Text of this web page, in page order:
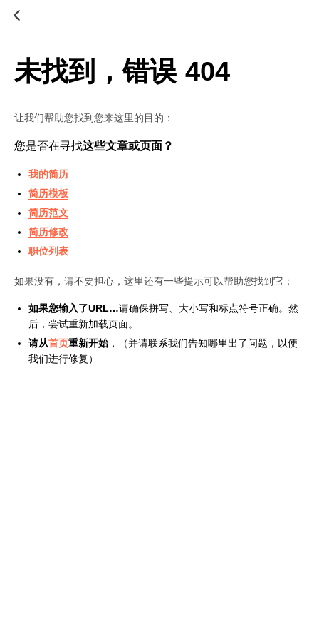
未找到，错误 404
让我们帮助您找到您来这里的目的：
您是否在寻找这些文章或页面？
我的简历
简历模板
简历范文
简历修改
职位列表
如果没有，请不要担心，这里还有一些提示可以帮助您找到它：
如果您输入了URL…请确保拼写、大小写和标点符号正确。然
后，尝试重新加载页面。
请从首页重新开始，（并请联系我们告知哪里出了问题，以便
我们进行修复）